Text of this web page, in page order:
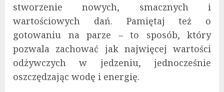
stworzenie nowych, smacznych i
wartościowych dań. Pamiętaj też o
gotowaniu na parze – to sposób, który
pozwala zachować jak najwięcej wartości
odżywczych w jedzeniu, jednocześnie
oszczędzając wodę i energię.